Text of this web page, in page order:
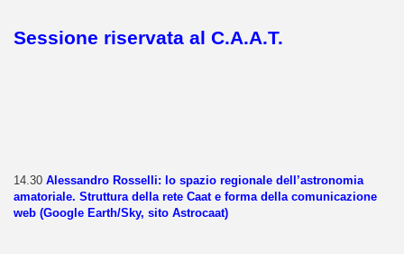
Sessione riservata al C.A.A.T.
14.30 Alessandro Rosselli: lo spazio regionale dell’astronomia
amatoriale. Struttura della rete Caat e forma della comunicazione
web (Google Earth/Sky, sito Astrocaat)